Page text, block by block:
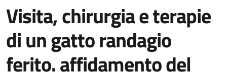
Visita, chirurgia e terapie
di un gatto randagio
ferito. affidamento del